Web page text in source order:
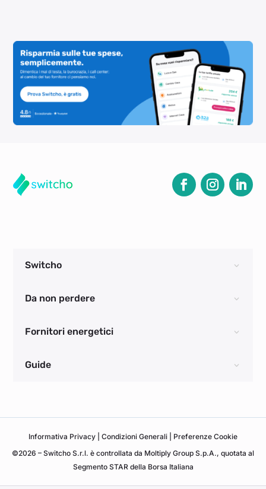
Switcho
Da non perdere
Fornitori energetici
Guide
Informativa Privacy Condizioni Generali
Preferenze Cookie
©2026 – Switcho S.r.l. è controllata da Moltiply Group S.p.A., quotata al
Segmento STAR della Borsa Italiana